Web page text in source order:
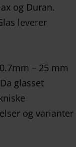
og Duran.
leverer
– 25 mm
glasset
og varianter